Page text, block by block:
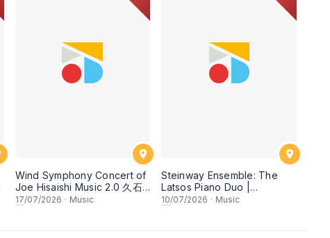
Wind Symphony Concert of
Joe Hisaishi Music 2.0 久石
让&宫崎骏经典动漫作品视听音
17/07/2026 · Music
Steinway Ensemble: The
Latsos Piano Duo |
International Concert
10/07/2026 · Music